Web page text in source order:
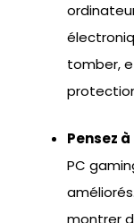
tomber,
Pensez
PC
montrer